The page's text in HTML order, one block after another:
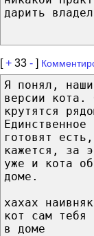
дарить
[+ 33 - ]
Я понял,
версии кота.
крутятся
готовят
кажется, за
уже и кота
доме.
хахах
кот сам тебя
в доме